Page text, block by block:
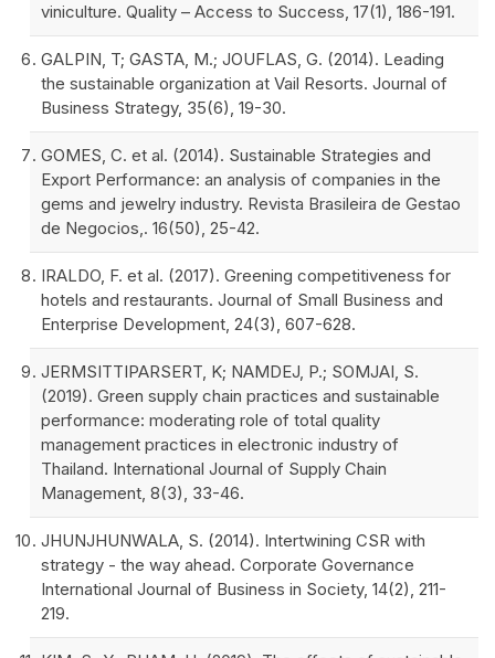
viniculture. Quality – Access to Success, 17(1), 186-191.
GALPIN, T; GASTA, M.; JOUFLAS, G. (2014). Leading
the sustainable organization at Vail Resorts. Journal of
Business Strategy, 35(6), 19-30.
GOMES, C. et al. (2014). Sustainable Strategies and
Export Performance: an analysis of companies in the
gems and jewelry industry. Revista Brasileira de Gestao
de Negocios,. 16(50), 25-42.
IRALDO, F. et al. (2017). Greening competitiveness for
hotels and restaurants. Journal of Small Business and
Enterprise Development, 24(3), 607-628.
JERMSITTIPARSERT, K; NAMDEJ, P.; SOMJAI, S.
(2019). Green supply chain practices and sustainable
performance: moderating role of total quality
management practices in electronic industry of
Thailand. International Journal of Supply Chain
Management, 8(3), 33-46.
JHUNJHUNWALA, S. (2014). Intertwining CSR with
strategy - the way ahead. Corporate Governance
International Journal of Business in Society, 14(2), 211-
219.